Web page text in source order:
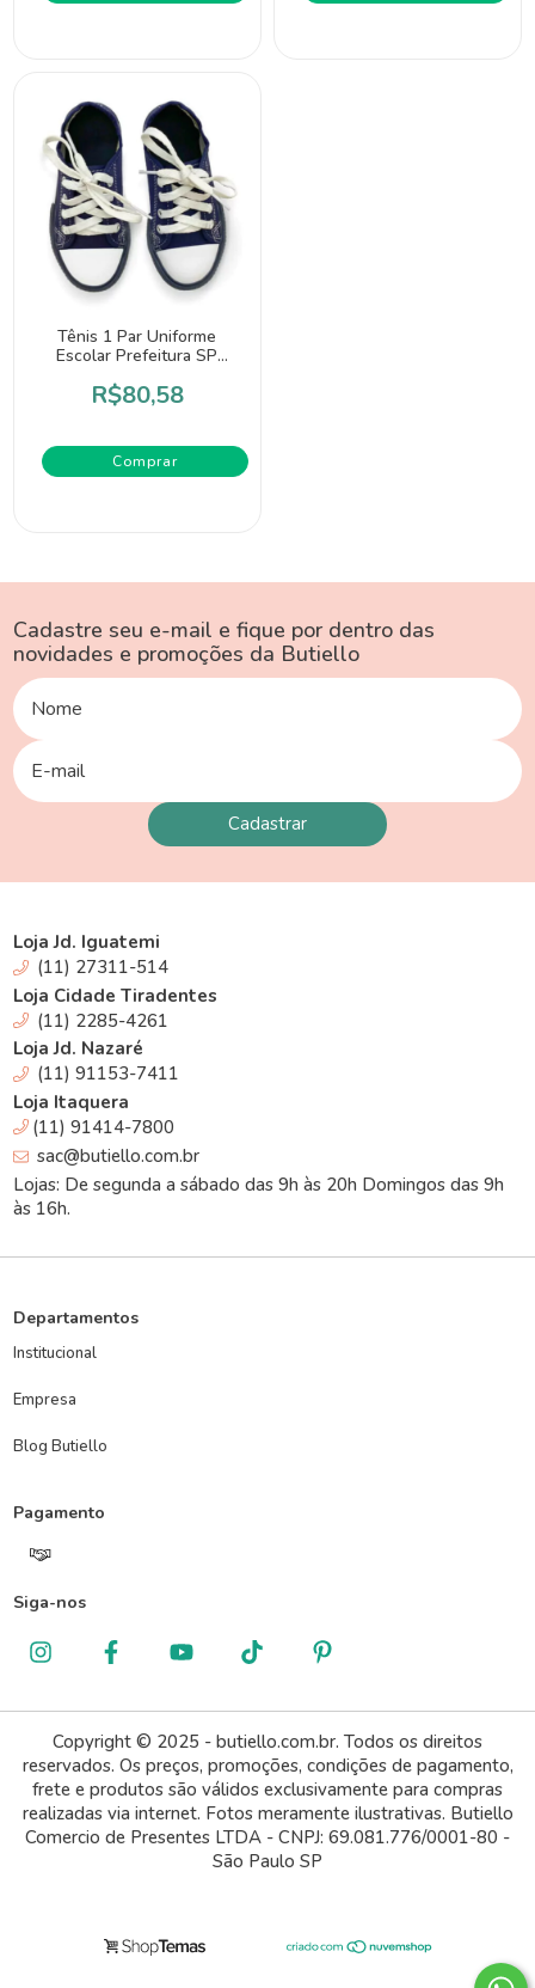
Tênis 1 Par Uniforme
Escolar Prefeitura SP
R$80,58
Comprar
Cadastre seu e-mail e fique por dentro das
novidades e promoções da Butiello
Loja Jd. Iguatemi
(11) 27311-514
Loja Cidade Tiradentes
(11) 2285-4261
Loja Jd. Nazaré
(11) 91153-7411
Loja Itaquera
(11) 91414-7800
sac@butiello.com.br
Lojas: De segunda a sábado das 9h às 20h Domingos das 9h
às 16h.
Departamentos
Institucional
Empresa
Blog Butiello
Pagamento
Siga-nos
Copyright © 2025 - butiello.com.br. Todos os direitos
reservados. Os preços, promoções, condições de pagamento,
frete e produtos são válidos exclusivamente para compras
realizadas via internet. Fotos meramente ilustrativas. Butiello
Comercio de Presentes LTDA - CNPJ: 69.081.776/0001-80 -
São Paulo SP